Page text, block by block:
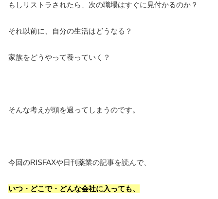
もしリストラされたら、次の職場はすぐに見付かるのか？
それ以前に、自分の生活はどうなる？
家族をどうやって養っていく？
そんな考えが頭を過ってしまうのです。
今回のRISFAXや日刊薬業の記事を読んで、
いつ・どこで・どんな会社に入っても、